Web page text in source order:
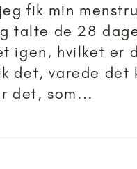
fik min
talte de 28
igen, hvilket er
det, varede det
det, som...